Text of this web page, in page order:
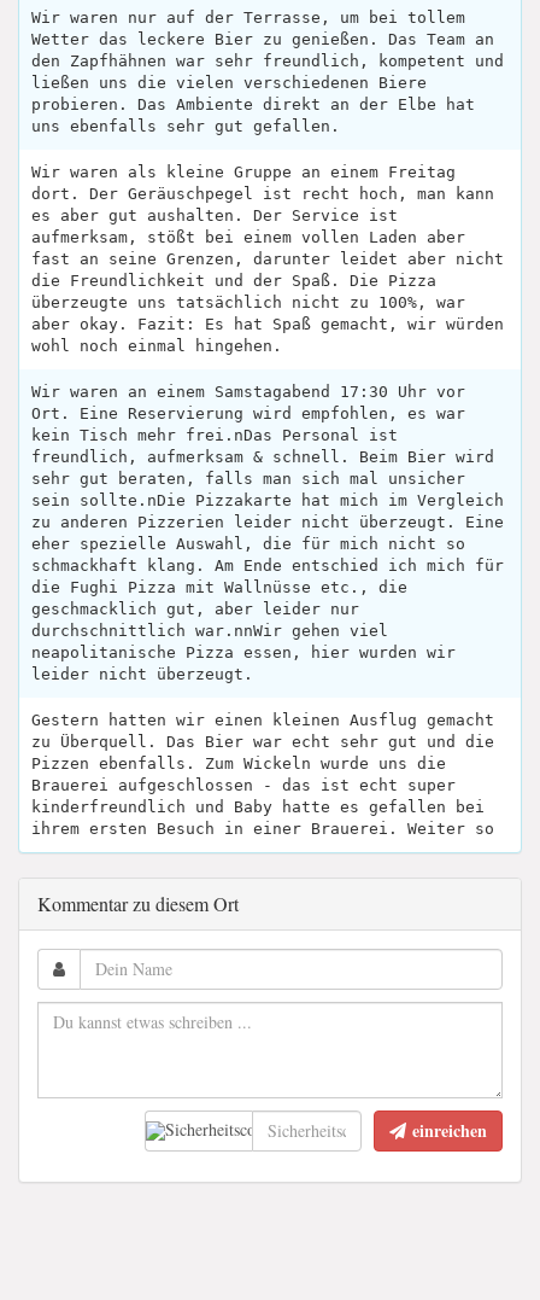
Wir waren nur auf der Terrasse, um bei tollem
Wetter das leckere Bier zu genießen. Das Team an
den Zapfhähnen war sehr freundlich, kompetent und
ließen uns die vielen verschiedenen Biere
probieren. Das Ambiente direkt an der Elbe hat
uns ebenfalls sehr gut gefallen.
Wir waren als kleine Gruppe an einem Freitag
dort. Der Geräuschpegel ist recht hoch, man kann
es aber gut aushalten. Der Service ist
aufmerksam, stößt bei einem vollen Laden aber
fast an seine Grenzen, darunter leidet aber nicht
die Freundlichkeit und der Spaß. Die Pizza
überzeugte uns tatsächlich nicht zu 100%, war
aber okay. Fazit: Es hat Spaß gemacht, wir würden
wohl noch einmal hingehen.
Wir waren an einem Samstagabend 17:30 Uhr vor
Ort. Eine Reservierung wird empfohlen, es war
kein Tisch mehr frei.nDas Personal ist
freundlich, aufmerksam & schnell. Beim Bier wird
sehr gut beraten, falls man sich mal unsicher
sein sollte.nDie Pizzakarte hat mich im Vergleich
zu anderen Pizzerien leider nicht überzeugt. Eine
eher spezielle Auswahl, die für mich nicht so
schmackhaft klang. Am Ende entschied ich mich für
die Fughi Pizza mit Wallnüsse etc., die
geschmacklich gut, aber leider nur
durchschnittlich war.nnWir gehen viel
neapolitanische Pizza essen, hier wurden wir
leider nicht überzeugt.
Gestern hatten wir einen kleinen Ausflug gemacht
zu Überquell. Das Bier war echt sehr gut und die
Pizzen ebenfalls. Zum Wickeln wurde uns die
Brauerei aufgeschlossen - das ist echt super
kinderfreundlich und Baby hatte es gefallen bei
ihrem ersten Besuch in einer Brauerei. Weiter so
Kommentar zu diesem Ort
einreichen